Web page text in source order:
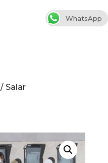
/ Salar
WhatsApp